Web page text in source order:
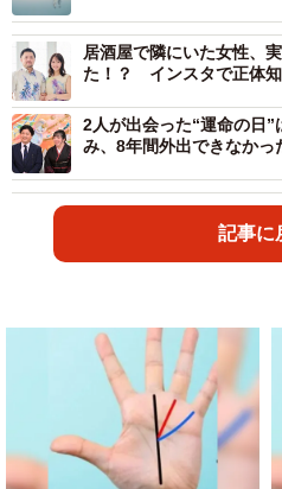
居酒屋で隣にいた女性、
た！？ インスタで正体
2人が出会った“運命の日
み、8年間外出できなかっ
記事に